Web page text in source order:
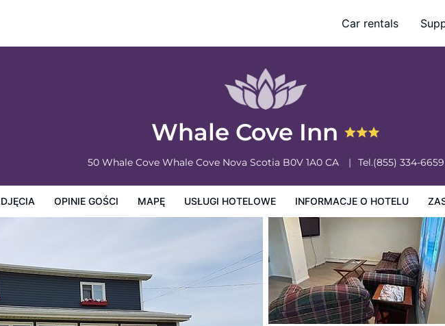
Car rentals
Whale Cove Inn
50 Whale Cove Whale Cove Nova Scotia B0V 1A0 CA Tel.(855) 334-6659
OPINIE GOŚCI MAPĘ USŁUGI HOTELOWE INFORMACJE O HOTELU
Zasady działalności hotelu